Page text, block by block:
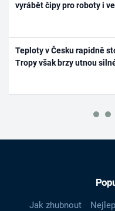
vyrábět čipy pro roboty i
Teploty v Česku rapidně
Tropy však brzy utnou
Jak zhubnout